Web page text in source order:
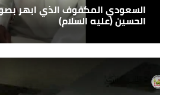
السعودي المكفوف الذي ابهر
الحسين (عليه السلام)